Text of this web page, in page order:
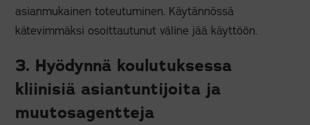
asianmukainen toteutuminen. Käytännössä
kätevimmäksi osoittautunut väline jää käyttöön.
3. Hyödynnä koulutuksessa
kliinisiä asiantuntijoita ja
muutosagentteja